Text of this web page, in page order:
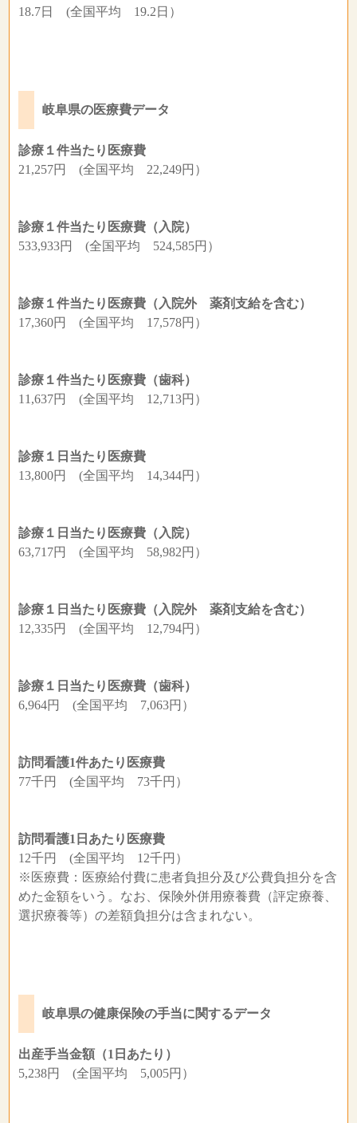
18.7日 (全国平均 19.2日）
岐阜県の医療費データ
診療１件当たり医療費
21,257円 (全国平均 22,249円）
診療１件当たり医療費（入院）
533,933円 (全国平均 524,585円）
診療１件当たり医療費（入院外 薬剤支給を含む）
17,360円 (全国平均 17,578円）
診療１件当たり医療費（歯科）
11,637円 (全国平均 12,713円）
診療１日当たり医療費
13,800円 (全国平均 14,344円）
診療１日当たり医療費（入院）
63,717円 (全国平均 58,982円）
診療１日当たり医療費（入院外 薬剤支給を含む）
12,335円 (全国平均 12,794円）
診療１日当たり医療費（歯科）
6,964円 (全国平均 7,063円）
訪問看護1件あたり医療費
77千円 (全国平均 73千円）
訪問看護1日あたり医療費
12千円 (全国平均 12千円）
※医療費：医療給付費に患者負担分及び公費負担分を含
めた金額をいう。なお、保険外併用療養費（評定療養、
選択療養等）の差額負担分は含まれない。
岐阜県の健康保険の手当に関するデータ
出産手当金額（1日あたり）
5,238円 (全国平均 5,005円）